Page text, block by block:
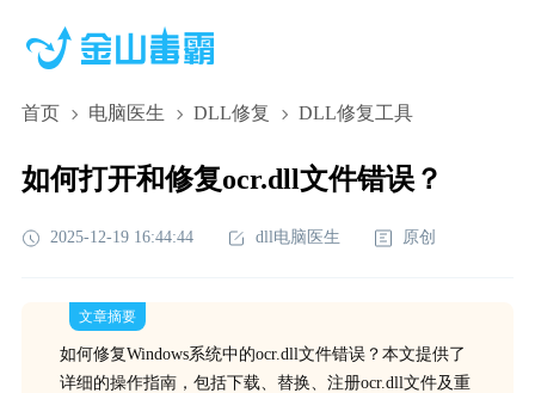
首页 电脑医生 DLL修复 DLL修复工具
如何打开和修复ocr.dll文件错误？
2025-12-19 16:44:44 dll电脑医生 原创
文章摘要
如何修复Windows系统中的ocr.dll文件错误？本文提供了
详细的操作指南，包括下载、替换、注册ocr.dll文件及重